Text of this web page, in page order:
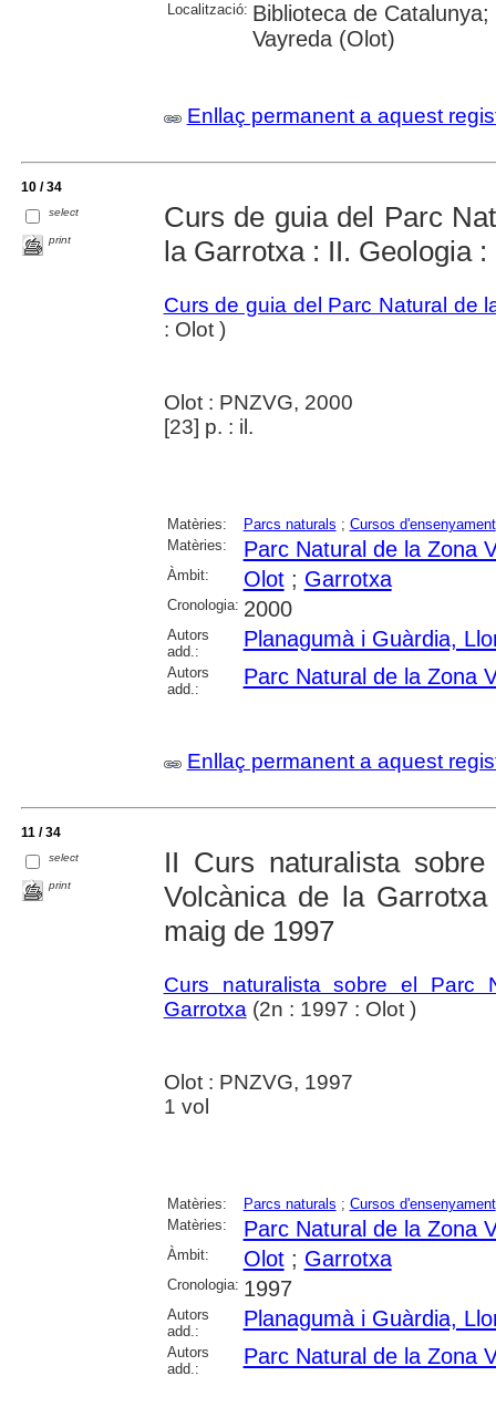
Localització: Biblioteca de
Vayreda (Olot)
Enllaç permanent a aquest
10 / 34
select
print
Curs de guia del Parc
la Garrotxa : II. Geologia
Curs de guia del Parc Natural de
: Olot )
Olot : PNZVG, 2000
[23] p. : il.
Matèries: Parcs naturals ; Cursos d'ensenyament
Matèries:
Parc Natural de la Zona
Àmbit: Olot; Garrotxa
Cronologia: 2000
Autors
add.:
Planagumà i Guàrdia,
Autors
add.:
Parc Natural de la Zona
Enllaç permanent a aquest
11 / 34
select
print
II Curs naturalista
Volcànica de la
maig de 1997
Curs naturalista sobre el Parc
Garrotxa (2n : 1997 : Olot )
Olot : PNZVG, 1997
1 vol
Matèries: Parcs naturals ; Cursos d'ensenyament
Matèries:
Parc Natural de la Zona
Àmbit: Olot; Garrotxa
Cronologia: 1997
Autors
add.:
Planagumà i Guàrdia,
Autors
add.:
Parc Natural de la Zona